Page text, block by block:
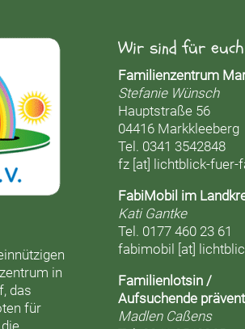
in
das
für
Wir sind für
Familienzentrum
Stefanie Wünsch
Hauptstraße 56
04416 Markkleeberg
Tel. 0341 3542848
fz [at] lichtblick-fuer-
FabiMobil im
Kati Gantke
Tel. 0177 460 23 61
fabimobil [at]
Familienlotsin /
Aufsuchende
Madlen Caßens